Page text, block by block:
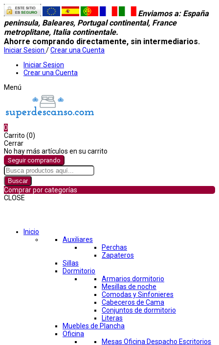
Enviamos a: España
peninsula, Baleares, Portugal continental, France
metroplitane, Italia continentale.
Ahorre comprando directamente, sin intermediarios.
Iniciar Sesion /Crear una Cuenta
Iniciar Sesion
Crear una Cuenta
Menú
0
Carrito (0)
Cerrar
No hay más artículos en su carrito
Seguir comprando
Buscar
Comprar por categorías
CLOSE
Inicio
Auxiliares
Perchas
Zapateros
Sillas
Dormitorio
Armarios dormitorio
Mesillas de noche
Comodas y Sinfonieres
Cabeceros de Cama
Conjuntos de dormitorio
Literas
Muebles de Plancha
Oficina
Mesas Oficina Despacho Escritorios